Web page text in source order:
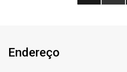
Endereço